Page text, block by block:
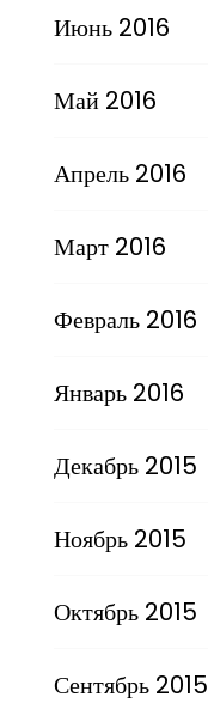
Июнь 2016
Май 2016
Апрель 2016
Март 2016
Февраль 2016
Январь 2016
Декабрь 2015
Ноябрь 2015
Октябрь 2015
Сентябрь 2015